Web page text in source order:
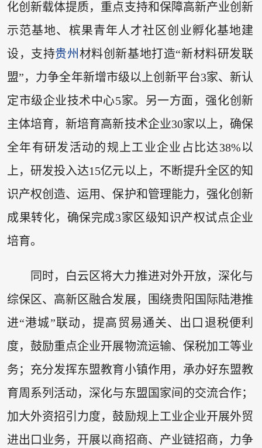
化创新载体提质，重点支持和保障高新产业创新
示范基地、槟果青年人才社区创业孵化基地建
设，支持贵州 材料创新基地打造“新材料研发联
盟”，力争全年新增市级以上创新平台3家、新认
定市级企业技术中心5家。另一方面，强化创新
主体培育，新培育高新技术企业30家以上，确保
全年有研发活动的规上工业企业占比达38%以
上，研发投入达15亿元以上，不断提升全区的知
识产权创造、运用、保护和管理能力，强化创新
成果转化，确保完成3家区级知识产权试点企业
培育。
同时，白云区将大力推进对外开放，深化与
综保区、高新区融合发展，围绕贵阳国际陆港推
进“港城”联动，提高贸易通关、出口退税便利
度，鼓励重点企业开展物流运输、保税加工等业
务；充分发挥东盟教育小镇作用，承办好东盟教
育周系列活动，深化与东盟国家间的交流合作；
加大外资招引力度，鼓励规上工业企业开展外贸
进出口业务，开展以商招商、产业链招商，力争